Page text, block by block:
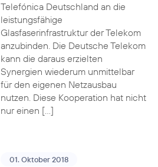
Telefónica Deutschland an die
leistungsfähige
Glasfaserinfrastruktur der Telekom
anzubinden. Die Deutsche Telekom
kann die daraus erzielten
Synergien wiederum unmittelbar
für den eigenen Netzausbau
nutzen. Diese Kooperation hat nicht
nur einen […]
01. Oktober 2018